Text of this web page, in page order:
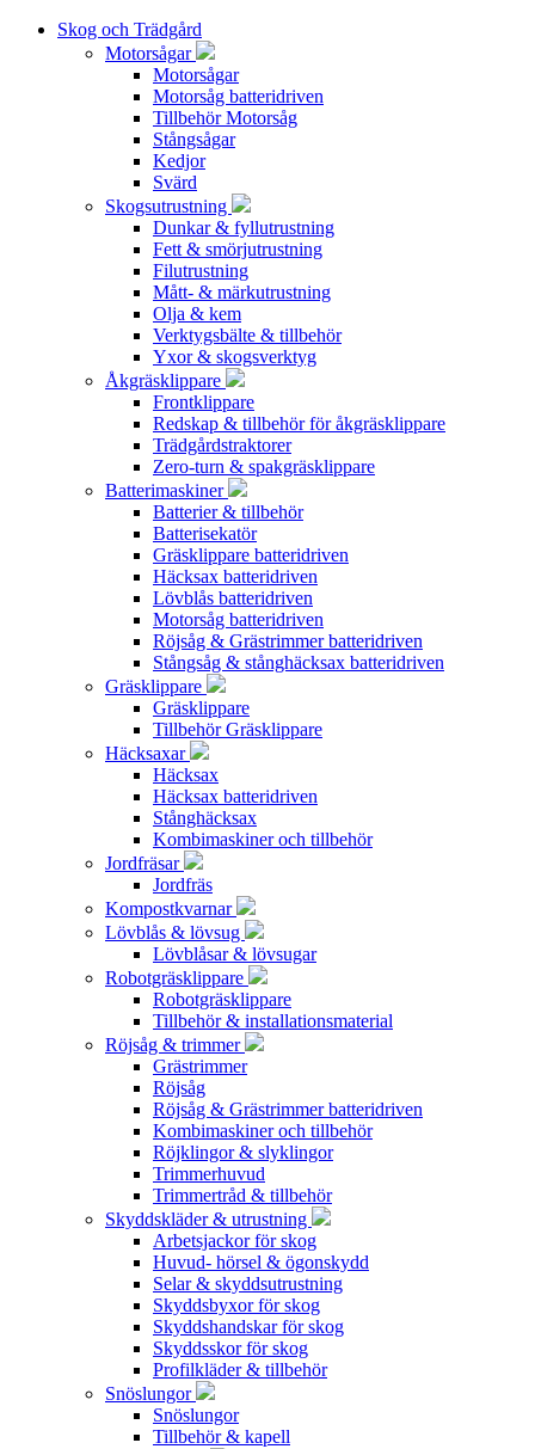
Skog och Trädgård
Motorsågar
Motorsågar
Motorsåg batteridriven
Tillbehör Motorsåg
Stångsågar
Kedjor
Svärd
Skogsutrustning
Dunkar & fyllutrustning
Fett & smörjutrustning
Filutrustning
Mått- & märkutrustning
Olja & kem
Verktygsbälte & tillbehör
Yxor & skogsverktyg
Åkgräsklippare
Frontklippare
Redskap & tillbehör för åkgräsklippare
Trädgårdstraktorer
Zero-turn & spakgräsklippare
Batterimaskiner
Batterier & tillbehör
Batterisekatör
Gräsklippare batteridriven
Häcksax batteridriven
Lövblås batteridriven
Motorsåg batteridriven
Röjsåg & Grästrimmer batteridriven
Stångsåg & stånghäcksax batteridriven
Gräsklippare
Gräsklippare
Tillbehör Gräsklippare
Häcksaxar
Häcksax
Häcksax batteridriven
Stånghäcksax
Kombimaskiner och tillbehör
Jordfräsar
Jordfräs
Kompostkvarnar
Lövblås & lövsug
Lövblåsar & lövsugar
Robotgräsklippare
Robotgräsklippare
Tillbehör & installationsmaterial
Röjsåg & trimmer
Grästrimmer
Röjsåg
Röjsåg & Grästrimmer batteridriven
Kombimaskiner och tillbehör
Röjklingor & slyklingor
Trimmerhuvud
Trimmertråd & tillbehör
Skyddskläder & utrustning
Arbetsjackor för skog
Huvud- hörsel & ögonskydd
Selar & skyddsutrustning
Skyddsbyxor för skog
Skyddshandskar för skog
Skyddsskor för skog
Profilkläder & tillbehör
Snöslungor
Snöslungor
Tillbehör & kapell